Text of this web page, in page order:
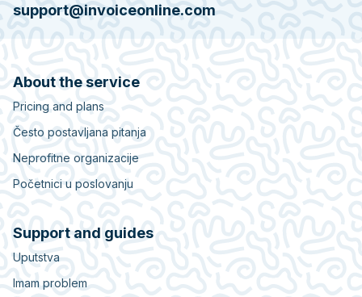
support@invoiceonline.com
About the service
Pricing and plans
Često postavljana pitanja
Neprofitne organizacije
Početnici u poslovanju
Support and guides
Uputstva
Imam problem